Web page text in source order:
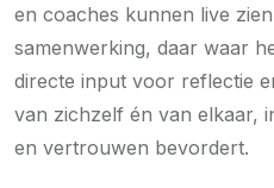
en coaches kunnen live
samenwerking, daar waar
directe input voor reflectie
van zichzelf én van elkaar,
en vertrouwen bevordert.